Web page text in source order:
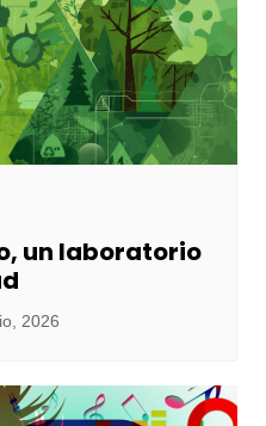
un laboratorio
2026